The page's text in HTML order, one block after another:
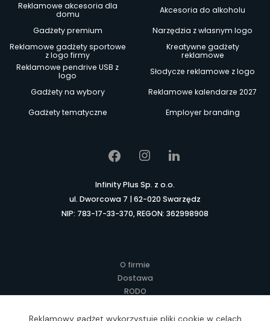
Reklamowe akcesoria dla
domu
Akcesoria do alkoholu
Gadżety premium
Narzędzia z własnym logo
Reklamowe gadżety sportowe
z logo firmy
Kreatywne gadżety
reklamowe
Reklamowe pendrive USB z
logo
Słodycze reklamowe z logo
Gadżety na wybory
Reklamowe kalendarze 2027
Gadżety tematyczne
Employer branding
Infinity Plus Sp. z o.o.
ul. Dworcowa 7 | 62-020 Swarzędz
NIP: 783-17-33-370, REGON: 362998908
O firmie
Dostawa
RODO
Regulamin
Reklamowy gadżet wykorzystuje pliki cookie w celach